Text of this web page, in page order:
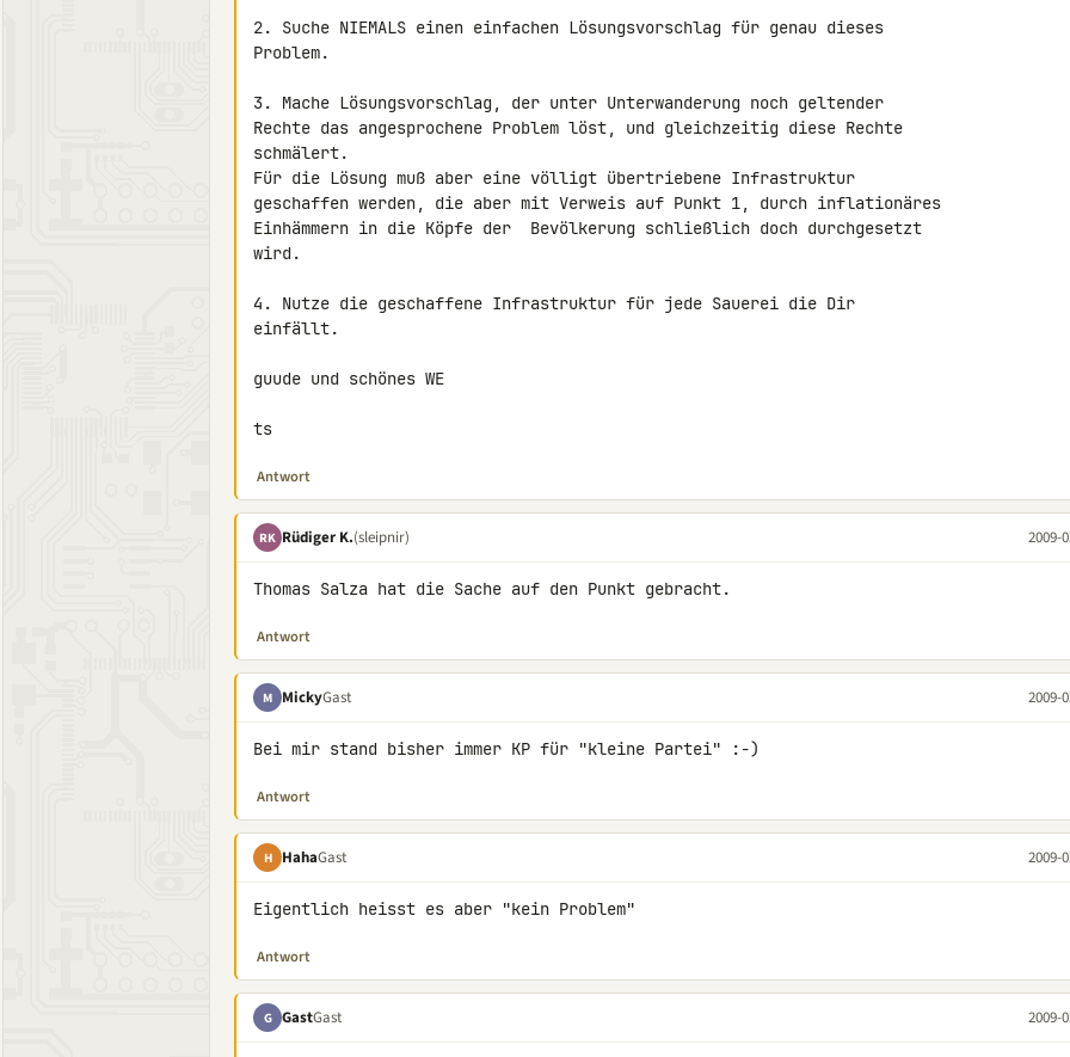
2. Suche NIEMALS einen einfachen Lösungsvorschlag für genau dieses
Problem.
3. Mache Lösungsvorschlag, der unter Unterwanderung noch geltender
Rechte das angesprochene Problem löst, und gleichzeitig diese Rechte
schmälert.
Für die Lösung muß aber eine völligt übertriebene Infrastruktur
geschaffen werden, die aber mit Verweis auf Punkt 1, durch inflationäres
Einhämmern in die Köpfe der  Bevölkerung schließlich doch durchgesetzt
wird.
4. Nutze die geschaffene Infrastruktur für jede Sauerei die Dir
einfällt.
guude und schönes WE
ts
Antwort
RK Rüdiger K.(sleipnir) 2009-
Thomas Salza hat die Sache auf den Punkt gebracht.
Antwort
M MickyGast 2009-
Bei mir stand bisher immer KP für "kleine Partei" :-)
Antwort
H HahaGast 2009-
Eigentlich heisst es aber "kein Problem"
Antwort
G GastGast 2009-